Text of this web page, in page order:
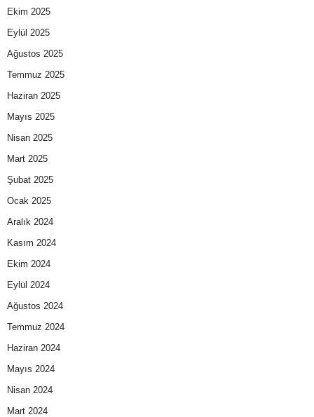
Ekim 2025
Eylül 2025
Ağustos 2025
Temmuz 2025
Haziran 2025
Mayıs 2025
Nisan 2025
Mart 2025
Şubat 2025
Ocak 2025
Aralık 2024
Kasım 2024
Ekim 2024
Eylül 2024
Ağustos 2024
Temmuz 2024
Haziran 2024
Mayıs 2024
Nisan 2024
Mart 2024